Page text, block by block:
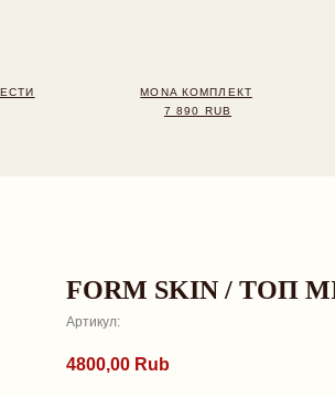
FORM SKIN / ТОП
Артикул:
4800,00 Rub